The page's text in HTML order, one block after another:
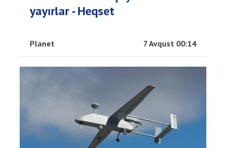
yayırlar - Heqset
Planet 7 Avqust 00:14